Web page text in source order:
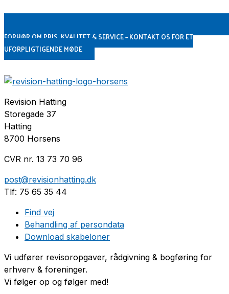
FORHØR OM PRIS, KVALITET & SERVICE – KONTAKT OS FOR ET
UFORPLIGTIGENDE MØDE
Revision Hatting
Storegade 37
Hatting
8700 Horsens
CVR nr. 13 73 70 96
post@revisionhatting.dk
Tlf: 75 65 35 44
Find vej
Behandling af persondata
Download skabeloner
Vi udfører revisoropgaver, rådgivning & bogføring for
erhverv & foreninger.
Vi følger op og følger med!